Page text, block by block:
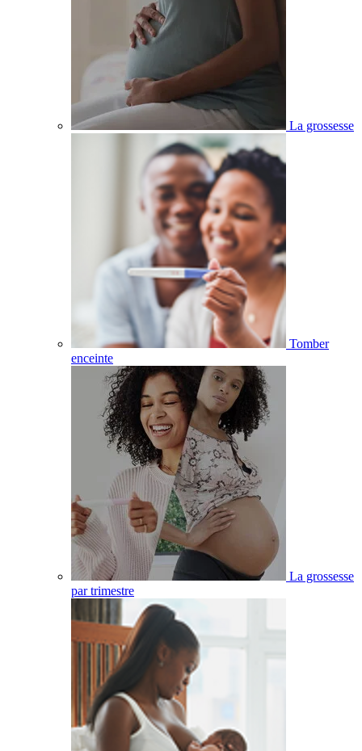
La grossesse
Tomber
enceinte
La grossesse
par trimestre